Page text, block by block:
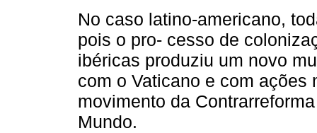
No caso latino-americano,
pois o pro- cesso de
ibéricas produziu um novo
com o Vaticano e com
movimento da
Mundo.